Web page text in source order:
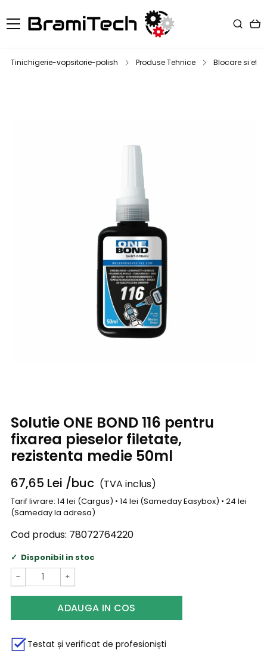
Tinichigerie-vopsitorie-polish Produse Tehnice Blocare si
Solutie ONE BOND 116 pentru
fixarea pieselor filetate,
rezistenta medie 50ml
67,65 Lei /buc (TVA inclus)
Tarif livrare: 14 lei (Cargus) • 14 lei (Sameday Easybox) • 24 lei
(Sameday la adresa)
Cod produs: 78072764220
Disponibil in stoc
− +
ADAUGA IN COS
Testat și verificat de profesioniști